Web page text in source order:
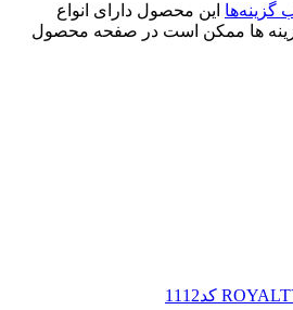
گزینه‌ها این محصول دارای انواع
ها ممکن است در صفحه محصول